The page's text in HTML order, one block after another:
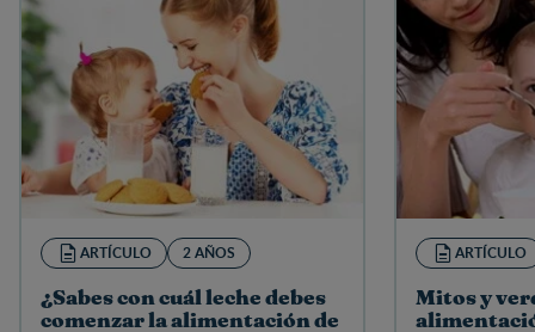
ARTÍCULO 2 AÑOS
¿Sabes con cuál leche debes
comenzar la alimentación de
ARTÍCULO
Mitos y